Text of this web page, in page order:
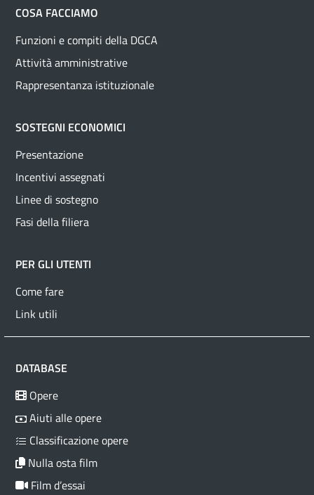
COSA FACCIAMO
Funzioni e compiti della DGCA
Attività amministrative
Rappresentanza istituzionale
SOSTEGNI ECONOMICI
Presentazione
Incentivi assegnati
Linee di sostegno
Fasi della filiera
PER GLI UTENTI
Come fare
Link utili
DATABASE
Opere
Aiuti alle opere
Classificazione opere
Nulla osta film
Film d’essai